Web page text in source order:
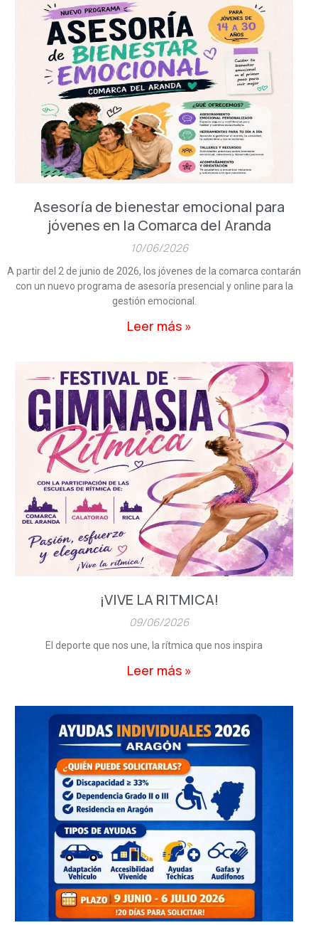
Asesoría de bienestar emocional para
jóvenes en la Comarca del Aranda
10/06/2026
A partir del 2 de junio de 2026, los jóvenes de la comarca contarán
con un nuevo programa de asesoría presencial y online para la
gestión emocional.
Leer más »
¡VIVE LA RITMICA!
09/06/2026
El deporte que nos une, la rítmica que nos inspira
Leer más »